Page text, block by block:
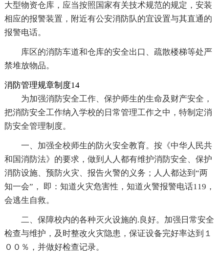
大型物资仓库，应当按照国家有关技术规范的规定，安装
相应的报警装置，附近有公安消防队的宜设置与其直通的
报警电话。
库区的消防车道和仓库的安全出口、疏散楼梯等处严
禁堆放物品。
消防管理规章制度14
为加强消防安全工作、保护师生的生命及财产安全，
把消防安全工作纳入学校的日常管理工作之中，特制定消
防安全管理制度。
一、加强全校师生的防火安全教育。按《中华人民共
和国消防法》的要求，做到人人都有维护消防安全、保护
消防设施、预防火灾、报告火警的义务；人人都达到“两
知一会”， 即：知道火灾危害性，知道火警报警电话119，
会逃生自救。
二、保障校内的各种灭火设施的.良好。加强日常安全
检查与维护，及时整改火灾隐患，保证设备完好率达到１
００％，并做好检查记录。